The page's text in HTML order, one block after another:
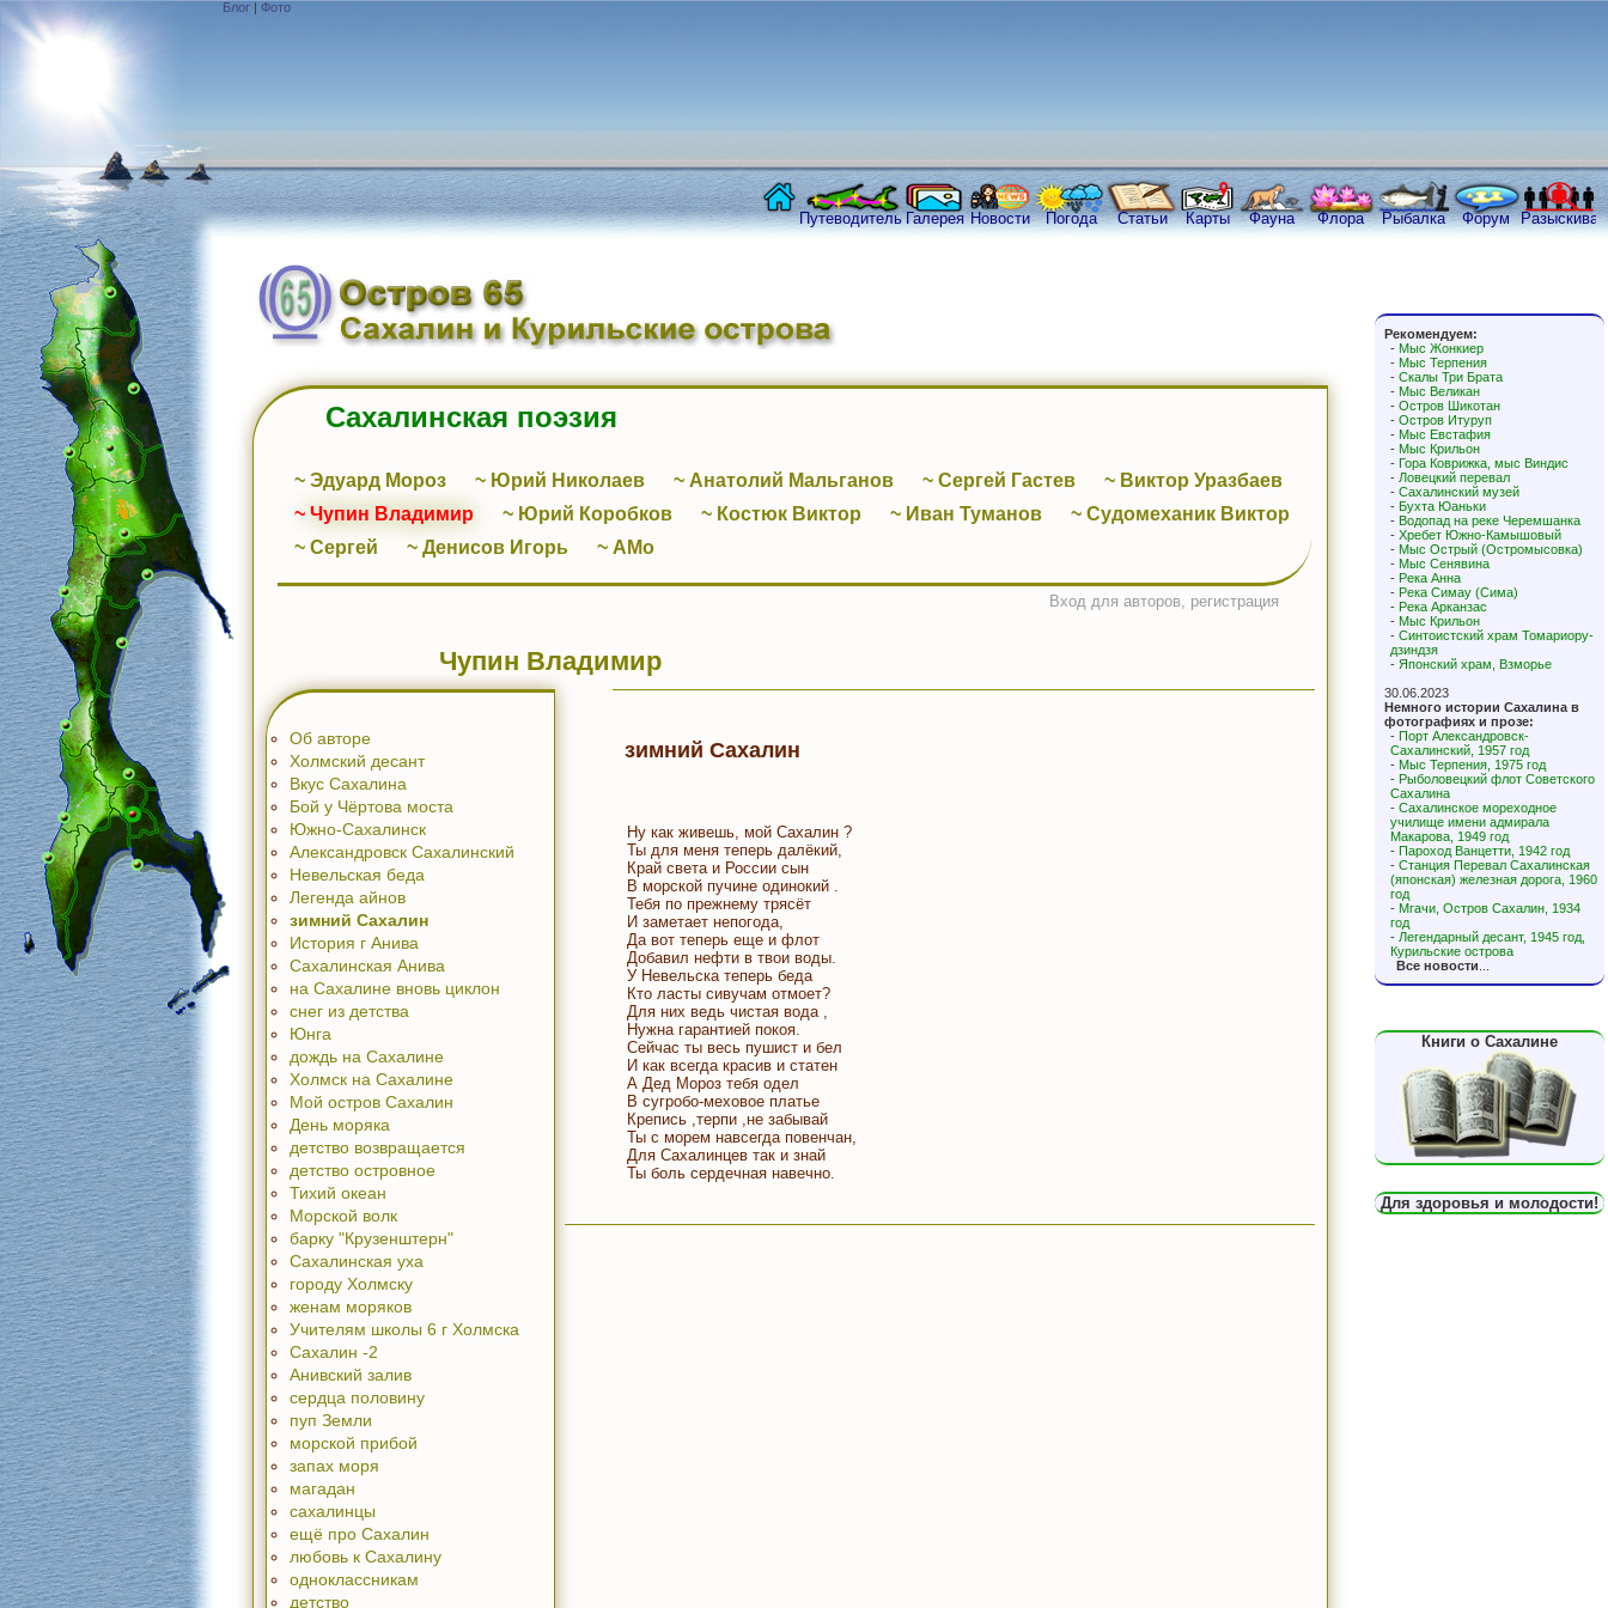
Блог | Фото
Путеводитель Галерея Новости Погода Статьи Карты Фауна Флора Рыбалка Форум
Сахалинская поэзия
~ Эдуард Мороз ~ Юрий Николаев ~ Анатолий Мальганов ~ Сергей Гастев
~ Виктор Уразбаев
~ Чупин Владимир
~ Юрий Коробков ~ Костюк Виктор ~ Иван Туманов
~ Судомеханик Виктор
~ Сергей
~ Денисов Игорь ~ АМо
Вход для авторов, регистрация
Чупин Владимир
Об авторе
Холмский десант
Вкус Сахалина
Бой у Чёртова моста
Южно-Сахалинск
Александровск Сахалинский
Невельская беда
Легенда айнов
зимний Сахалин
История г Анива
Сахалинская Анива
на Сахалине вновь циклон
снег из детства
Юнга
дождь на Сахалине
Холмск на Сахалине
Мой остров Сахалин
День моряка
детство возвращается
детство островное
Тихий океан
Морской волк
барку "Крузенштерн"
Сахалинская уха
городу Холмску
женам моряков
Учителям школы 6 г Холмска
Сахалин -2
Анивский залив
сердца половину
пуп Земли
морской прибой
запах моря
магадан
сахалинцы
ещё про Сахалин
любовь к Сахалину
одноклассникам
детство
зимний Сахалин
Ну как живешь, мой Сахалин ?
Ты для меня теперь далёкий,
Край света и России сын
В морской пучине одинокий .
Тебя по прежнему трясёт
И заметает непогода,
Да вот теперь еще и флот
Добавил нефти в твои воды.
У Невельска теперь беда
Кто ласты сивучам отмоет?
Для них ведь чистая вода ,
Нужна гарантией покоя.
Сейчас ты весь пушист и бел
И как всегда красив и статен
А Дед Мороз тебя одел
В сугробо-меховое платье
Крепись ,терпи ,не забывай
Ты с морем навсегда повенчан,
Для Сахалинцев так и знай
Ты боль сердечная навечно.
Рекомендуем:
- Мыс Жонкиер
- Мыс Терпения
- Скалы Три Брата
- Мыс Великан
- Остров Шикотан
- Остров Итуруп
- Мыс Евстафия
- Мыс Крильон
- Гора Коврижка, мыс Виндис
- Ловецкий перевал
- Сахалинский музей
- Бухта Юаньки
- Водопад на реке Черемшанка
- Хребет Южно-Камышовый
- Мыс Острый (Остромысовка)
- Мыс Сенявина
- Река Анна
- Река Симау (Сима)
- Река Арканзас
- Мыс Крильон
- Синтоистский храм Томариору-
дзиндзя
- Японский храм, Взморье
30.06.2023
Немного истории Сахалина в
фотографиях и прозе:
- Порт Александровск-
Сахалинский, 1957 год
- Мыс Терпения, 1975 год
- Рыболовецкий флот Советского
Сахалина
- Сахалинское мореходное
училище имени адмирала
Макарова, 1949 год
- Пароход Ванцетти, 1942 год
- Станция Перевал Сахалинская
(японская) железная дорога, 1960
год
- Мгачи, Остров Сахалин, 1934
год
- Легендарный десант, 1945 год,
Курильские острова
Все новости
Книги о Сахалине
Для здоровья и молодости!